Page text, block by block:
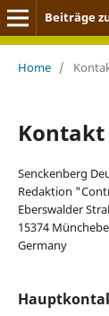
Beiträge
Home /
Kontakt
Senckenberg
Redaktion
Eberswalder
15374
Germany